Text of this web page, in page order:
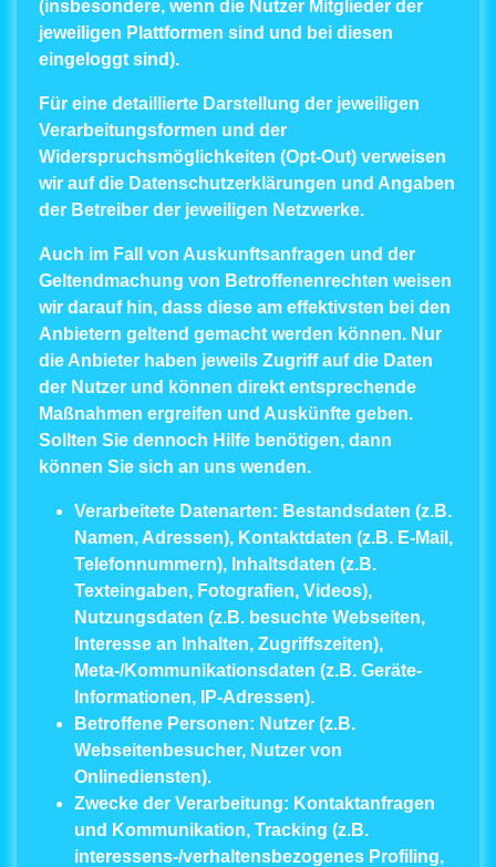
(insbesondere, wenn die Nutzer Mitglieder der
jeweiligen Plattformen sind und bei diesen
eingeloggt sind).
Für eine detaillierte Darstellung der jeweiligen
Verarbeitungsformen und der
Widerspruchsmöglichkeiten (Opt-Out) verweisen
wir auf die Datenschutzerklärungen und Angaben
der Betreiber der jeweiligen Netzwerke.
Auch im Fall von Auskunftsanfragen und der
Geltendmachung von Betroffenenrechten weisen
wir darauf hin, dass diese am effektivsten bei den
Anbietern geltend gemacht werden können. Nur
die Anbieter haben jeweils Zugriff auf die Daten
der Nutzer und können direkt entsprechende
Maßnahmen ergreifen und Auskünfte geben.
Sollten Sie dennoch Hilfe benötigen, dann
können Sie sich an uns wenden.
Verarbeitete Datenarten: Bestandsdaten (z.B.
Namen, Adressen), Kontaktdaten (z.B. E-Mail,
Telefonnummern), Inhaltsdaten (z.B.
Texteingaben, Fotografien, Videos),
Nutzungsdaten (z.B. besuchte Webseiten,
Interesse an Inhalten, Zugriffszeiten),
Meta-/Kommunikationsdaten (z.B. Geräte-
Informationen, IP-Adressen).
Betroffene Personen: Nutzer (z.B.
Webseitenbesucher, Nutzer von
Onlinediensten).
Zwecke der Verarbeitung: Kontaktanfragen
und Kommunikation, Tracking (z.B.
interessens-/verhaltensbezogenes Profiling,